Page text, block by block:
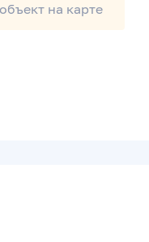
объект на карте